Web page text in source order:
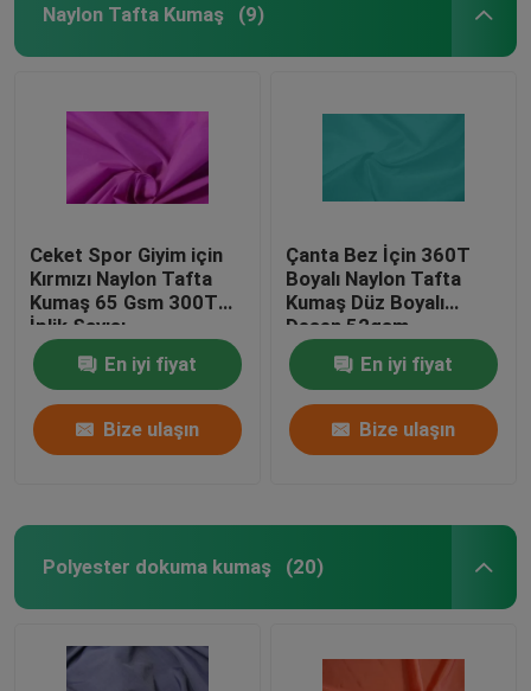
Naylon Tafta Kumaş (9)
Ceket Spor Giyim için
Kırmızı Naylon Tafta
Kumaş 65 Gsm 300T
İplik Sayısı
En iyi fiyat
Bize ulaşın
Çanta Bez İçin 360T
Boyalı Naylon Tafta
Kumaş Düz Boyalı
Desen 52gsm
En iyi fiyat
Bize ulaşın
Polyester dokuma kumaş (20)